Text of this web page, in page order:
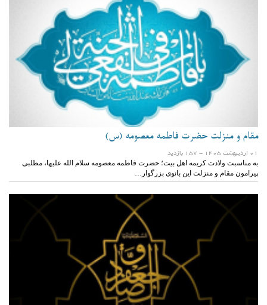
مقام و منزلت حضرت فاطمه معصومه (س)
01 ارديبهشت 1405 - 157 بازدید
به مناسبت ولادت کریمه اهل بیت؛ حضرت فاطمه معصومه سلام الله علیها، مطلبی
پیرامون مقام و منزلت این بانوی بزرگوار…